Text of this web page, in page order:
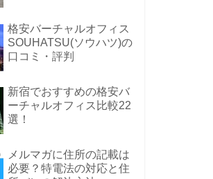
格安バーチャルオフィス
SOUHATSU(ソウハツ)の
口コミ・評判
新宿でおすすめの格安バ
ーチャルオフィス比較22
選！
メルマガに住所の記載は
必要？特電法の対応と住